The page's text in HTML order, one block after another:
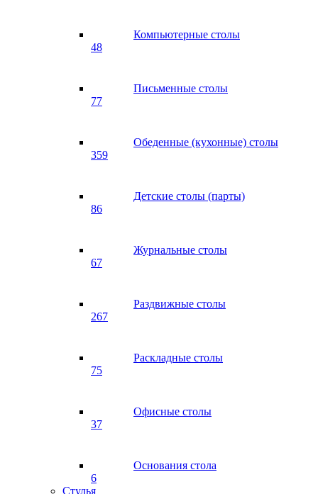
Компьютерные столы
48
Письменные столы
77
Обеденные (кухонные) столы
359
Детские столы (парты)
86
Журнальные столы
67
Раздвижные столы
267
Раскладные столы
75
Офисные столы
37
Основания стола
6
Стулья